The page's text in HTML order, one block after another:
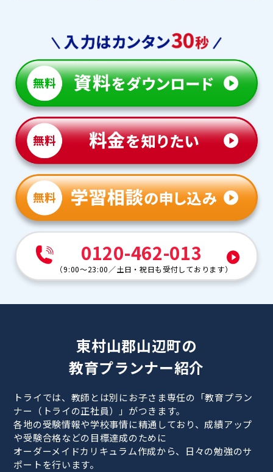
0120-462-013
（9:00～23:00 ／土日・祝日も受付しております）
東村山郡山辺町の
教育プランナー紹介
トライでは、教師とは別にお子さま専任の「教育プラン
ナー（トライの正社員）」がつきます。
各地の受験情報や学校事情に精通しており、成績アップ
や受験合格などの目標達成のために
オーダーメイドカリキュラム作成から、日々の勉強のサ
ポートを行います。